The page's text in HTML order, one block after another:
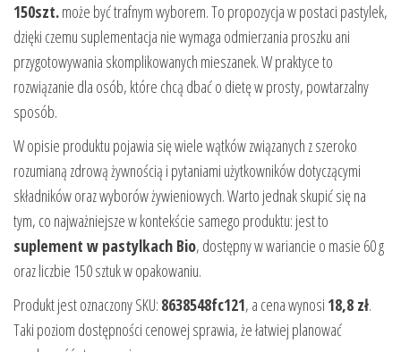
150szt.może być trafnym wyborem. To propozycja w postaci pastylek,
dzięki czemu suplementacja nie wymaga odmierzania proszku ani
przygotowywania skomplikowanych mieszanek. W praktyce to
rozwiązanie dla osób, które chcą dbać o dietę w prosty, powtarzalny
sposób.
W opisie produktu pojawia się wiele wątków związanych z szeroko
rozumianą zdrową żywnością i pytaniami użytkowników dotyczącymi
składników oraz wyborów żywieniowych. Warto jednak skupić się na
tym, co najważniejsze w kontekście samego produktu: jest to
suplement w pastylkach Bio, dostępny w wariancie o masie 60 g
oraz liczbie 150 sztuk w opakowaniu.
Produkt jest oznaczony SKU: 8638548fc121, a cena wynosi 18,8 zł.
Taki poziom dostępności cenowej sprawia, że łatwiej planować